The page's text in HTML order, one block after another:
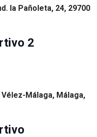
la Pañoleta, 24, 29700
2
Málaga, Málaga,